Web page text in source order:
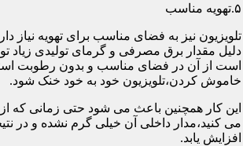
۵.تهویه مناسب
تلویزیون نیز به فضای مناسب برای تهویه نیاز
دلیل مقدار برق مصرفی و گرمای تولیدی زیاد
است از آن در فضای مناسب و بدون رطوبت
خاموش کردن،تلویزیون خود به خود خنک شود.
این کار همچنین باعث می شود حتی زمانی که از
می کنید،مدار داخلی آن خیلی گرم نشده و در
افزایش یابد.